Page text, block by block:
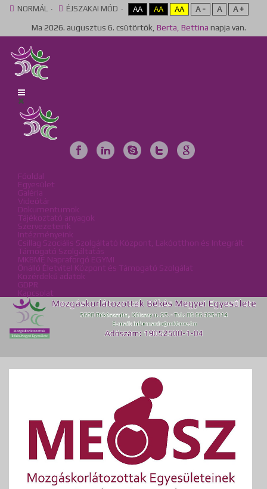
NORMÁL ÉJSZAKAI MÓD AA AA AA A - A A +
Ma 2026. augusztus 6. csütörtök, Berta, Bettina napja van.
Főoldal
Egyesület
Galéria
Videótár
Dokumentumok
Tájékoztató anyagok
Szervezeteink
Intézményeink
Csillag Szociális Szolgáltató Központ, Lakóotthon és Integrált
Támogató Szolgáltatás
MKBME Napraforgó EGYMI
Önálló Életvitel Központ és Támogató Szolgálat
Közérdekű adatok
GDPR
Kapcsolat